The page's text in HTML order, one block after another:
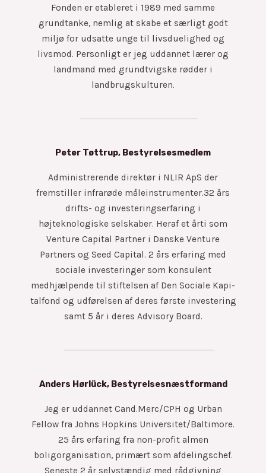
Fonden er etableret i 1989 med samme
grundtanke, nemlig at skabe et særligt godt
miljø for udsatte unge til livsduelighed og
livsmod. Personligt er jeg uddannet lærer og
landmand med grundtvigske rødder i
landbrugskulturen.
Peter Tøttrup, Bestyrelsesmedlem
Administrerende direktør i NLIR ApS der
fremstiller infrarøde måleinstrumenter.32 års
drifts- og investeringserfaring i
højteknologiske selskaber. Heraf et årti som
Venture Capital Partner i Danske Venture
Partners og Seed Capital. 2 års erfaring med
sociale investeringer som konsulent
medhjælpende til stiftelsen af Den Sociale Kapi-
talfond og udførelsen af deres første investering
samt 5 år i deres Advisory Board.
Anders Hørlück, Bestyrelsesnæstformand
Jeg er uddannet Cand.Merc/CPH og Urban
Fellow fra Johns Hopkins Universitet/Baltimore.
25 års erfaring fra non-profit almen
boligorganisation, primært som afdelingschef.
Seneste 2 år selvstændig med rådgivning